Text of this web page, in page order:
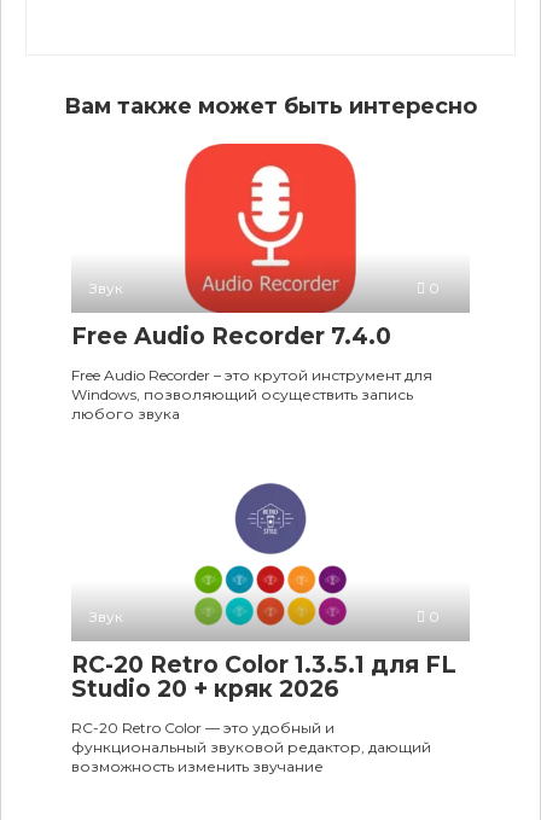
Вам также может быть интересно
Звук 0
Free Audio Recorder 7.4.0
Free Audio Recorder – это крутой инструмент для
Windows, позволяющий осуществить запись
любого звука
Звук 0
RC-20 Retro Color 1.3.5.1 для FL
Studio 20 + кряк 2026
RC-20 Retro Color — это удобный и
функциональный звуковой редактор, дающий
возможность изменить звучание